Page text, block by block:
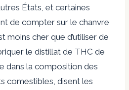
États, et certaines
de compter sur le chanvre
moins cher que d’utiliser de
le distillat de THC de
dans la composition des
comestibles, disent les